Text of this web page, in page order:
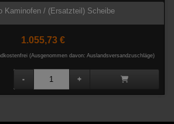
Kaminofen / (Ersatzteil) Scheibe
1.055,73 €
(Ausgenommen davon: Auslandsversandzuschläge)